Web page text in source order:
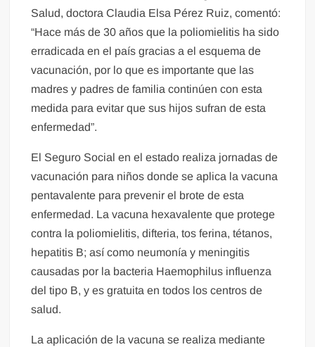
Salud, doctora Claudia Elsa Pérez Ruiz, comentó:
“Hace más de 30 años que la poliomielitis ha sido
erradicada en el país gracias a el esquema de
vacunación, por lo que es importante que las
madres y padres de familia continúen con esta
medida para evitar que sus hijos sufran de esta
enfermedad”.
El Seguro Social en el estado realiza jornadas de
vacunación para niños donde se aplica la vacuna
pentavalente para prevenir el brote de esta
enfermedad. La vacuna hexavalente que protege
contra la poliomielitis, difteria, tos ferina, tétanos,
hepatitis B; así como neumonía y meningitis
causadas por la bacteria Haemophilus influenza
del tipo B, y es gratuita en todos los centros de
salud.
La aplicación de la vacuna se realiza mediante